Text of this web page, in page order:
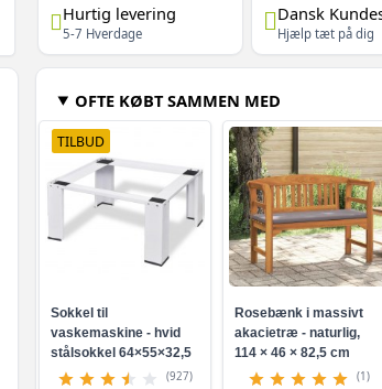
Hurtig levering
5-7 Hverdage
Dansk
Hjælp tæt på dig
OFTE KØBT SAMMEN MED
TILBUD
Sokkel til
vaskemaskine - hvid
stålsokkel 64×55×32,5
cm
(927)
Rosebænk i massivt
akacietræ - naturlig,
114 × 46 × 82,5 cm
(1)